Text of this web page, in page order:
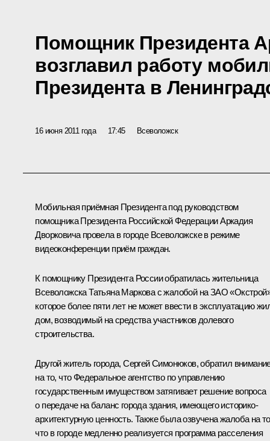
Помощник Президента
возглавил работу
Президента в
16 июня 2011 года 17:45 Всеволожск
Мобильная приёмная Президента под руководством
помощника Президента Российской ФедерацииАркадия
Дворковичапровела в городе Всеволожске в режиме
видеоконференции приём граждан.
К помощнику Президента России обратилась жительница
Всеволожска Татьяна Маркова с жалобой на ЗАО
которое более пяти лет не может ввести в эксплуатацию
дом, возводимый на средства участников долевого
строительства.
Другой житель города, Сергей Симонюков, обратил
на то, что Федеральное агентство по управлению
государственным имуществом затягивает решение вопроса
о передаче на баланс города здания, имеющего историко-
архитектурную ценность. Также была озвучена жалоба на
что в городе медленно реализуется программа расселения